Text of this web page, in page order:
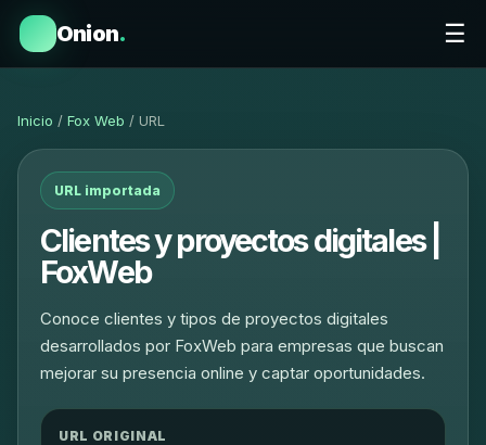
Onion. ☰
Inicio / Fox Web / URL
URL importada
Clientes y proyectos digitales |
FoxWeb
Conoce clientes y tipos de proyectos digitales
desarrollados por FoxWeb para empresas que buscan
mejorar su presencia online y captar oportunidades.
URL ORIGINAL